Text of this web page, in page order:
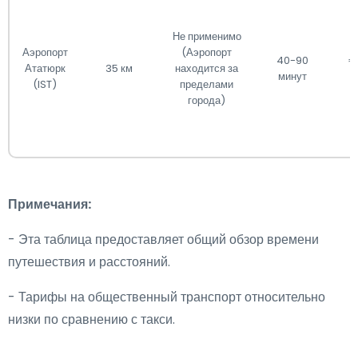
Аэропорт
Ататюрк
(IST)
35 км
Не применимо
(Аэропорт
находится за
пределами
города)
40-90
минут
Примечания:
- Эта таблица предоставляет общий обзор времени
путешествия и расстояний.
- Тарифы на общественный транспорт относительно
низки по сравнению с такси.